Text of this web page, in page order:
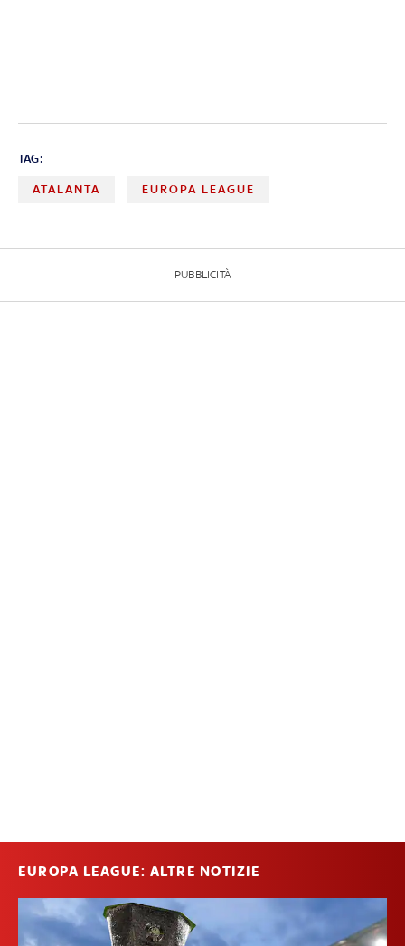
TAG:
ATALANTA EUROPA LEAGUE
PUBBLICITÀ
EUROPA LEAGUE: ALTRE NOTIZIE